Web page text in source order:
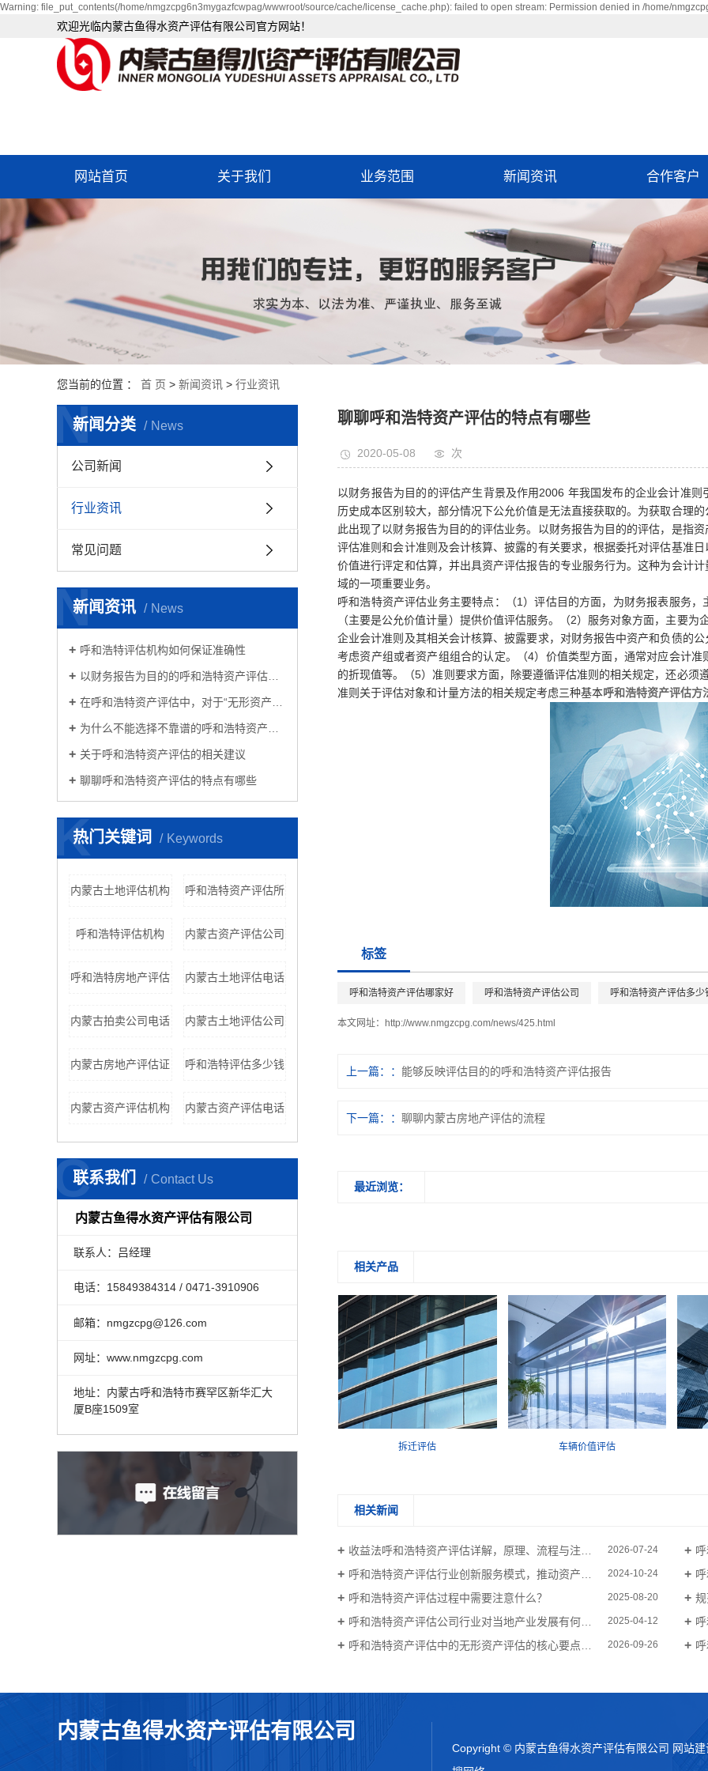
Warning: file_put_contents(/home/nmgzcpg6n3mygazfcwpag/wwwroot/source/cache/license_cache.php): failed to open stream: Permission denied in /home/
欢迎光临内蒙古鱼得水资产评估有限公司官方网站！
网站首页 关于我们
资质荣誉
业务范围
企业价值评估
房地产土地评估
车辆价值评估
拍卖
新闻资讯
行业资讯
常见问题
合作客户
您当前的位置 ： 首 页 > 新闻资讯 > 行业资讯
新闻分类 News
N
公司新闻
行业资讯
常见问题
新闻资讯 News
N
呼和浩特评估机构如何保证准确性
以财务报告为目的的呼和浩特资产评估存在的问题探讨
在呼和浩特资产评估中，对于“无形资产”的理解是怎样的
为什么不能选择不靠谱的呼和浩特资产评估呢
关于呼和浩特资产评估的相关建议
聊聊呼和浩特资产评估的特点有哪些
热门关键词 Keywords
K
内蒙古土地评估机构 呼和浩特资产评估所
呼和浩特评估机构 内蒙古资产评估公司
呼和浩特房地产评估 内蒙古土地评估电话
内蒙古拍卖公司电话 内蒙古土地评估公司
内蒙古房地产评估证 呼和浩特评估多少钱
内蒙古资产评估机构 内蒙古资产评估电话
联系我们 Contact Us
C
内蒙古鱼得水资产评估有限公司
联系人：吕经理
电话：15849384314 / 0471-3910906
邮箱：nmgzcpg@126.com
网址：www.nmgzcpg.com
地址：内蒙古呼和浩特市赛罕区新华汇大
厦B座1509室
聊聊呼和浩特资产评估的特点有哪些
2020-05-08 次
以财务报告为目的的评估产生背景及作用2006 年我国发布的企业会计准
历史成本区别较大，部分情况下公允价值是无法直接获取的。为获取合理
此出现了以财务报告为目的的评估业务。以财务报告为目的的评估，是指
评估准则和会计准则及会计核算、披露的有关要求，根据委托对评估基准
价值进行评定和估算，并出具资产评估报告的专业服务行为。这种为会计
域的一项重要业务。
呼和浩特资产评估业务主要特点：（1）评估目的方面，为财务报表服务
（主要是公允价值计量）提供价值评估服务。（2）服务对象方面，主要
企业会计准则及其相关会计核算、披露要求，对财务报告中资产和负债的
考虑资产组或者资产组组合的认定。（4）价值类型方面，通常对应会计
的折现值等。（5）准则要求方面，除要遵循评估准则的相关规定，还必
准则关于评估对象和计量方法的相关规定考虑三种基本呼和浩特资产评估方
标签
呼和浩特资产评估哪家好 呼和浩特资产评估公司 呼和浩特资产评估多少
本文网址： http://www.nmgzcpg.com/news/425.html
上一篇： 能够反映评估目的的呼和浩特资产评估报告
下一篇： 聊聊内蒙古房地产评估的流程
最近浏览：
相关产品
拆迁评估 车辆价值评估
相关新闻
收益法呼和浩特资产评估详解，原理、流程与注意事项 2026-07-24
呼
呼和浩特资产评估行业创新服务模式，推动资产价值较大化
2024-10-24
呼和浩特资产评估过程中需要注意什么？
2025-08-20
规
呼和浩特资产评估公司行业对当地产业发展有何启示？
2025-04-12
呼和浩特资产评估中的无形资产评估的核心要点主要包括三个方面
2026-09-26
内蒙古鱼得水资产评估有限公司
Copyright © 内蒙古鱼得水资产评估有限公司 网站